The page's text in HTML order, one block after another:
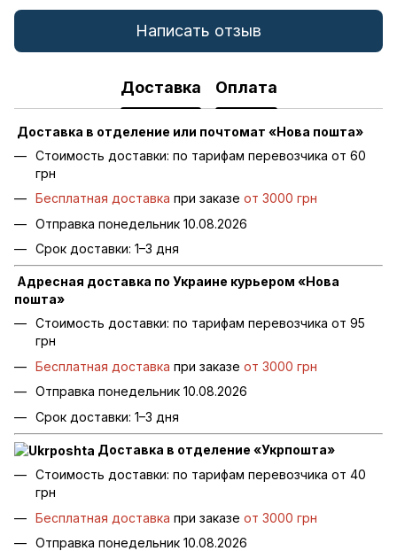
Написать отзыв
Доставка Оплата
Доставка в отделение или почтомат «Нова пошта»
Стоимость доставки: по тарифам перевозчика от 60
грн
Бесплатная доставка при заказе от 3000 грн
Отправка понедельник 10.08.2026
Срок доставки: 1–3 дня
Адресная доставка по Украине курьером «Нова
пошта»
Стоимость доставки: по тарифам перевозчика от 95
грн
Бесплатная доставка при заказе от 3000 грн
Отправка понедельник 10.08.2026
Срок доставки: 1–3 дня
Доставка в отделение «Укрпошта»
Стоимость доставки: по тарифам перевозчика от 40
грн
Бесплатная доставка при заказе от 3000 грн
Отправка понедельник 10.08.2026